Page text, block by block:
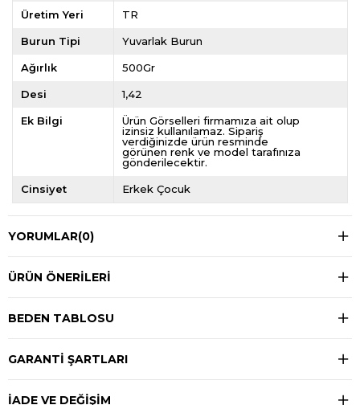
Üretim Yeri TR
Burun Tipi Yuvarlak Burun
Ağırlık 500Gr
Desi 1,42
Ek Bilgi
Ürün Görselleri firmamıza ait olup
izinsiz kullanılamaz. Sipariş
verdiğinizde ürün resminde
görünen renk ve model tarafınıza
gönderilecektir.
Cinsiyet Erkek Çocuk
YORUMLAR(0)
ÜRÜN ÖNERILERI
BEDEN TABLOSU
GARANTİ ŞARTLARI
İADE VE DEĞİŞİM